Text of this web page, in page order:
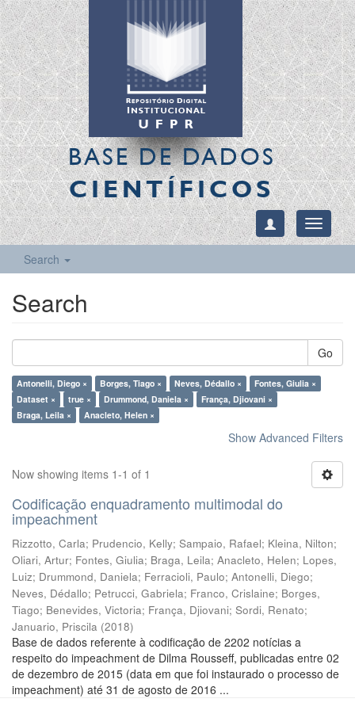
BASE DE DADOS
CIENTÍFICOS
Toggle
Search
Search
Go
Antonelli, Diego × Borges, Tiago × Neves, Dédallo ×
Fontes, Giulia ×
Dataset ×
true × Drummond, Daniela ×
França, Djiovani ×
Braga, Leila ×
Anacleto, Helen ×
Show Advanced Filters
Now showing items 1-1 of 1
Codificação enquadramento multimodal do
impeachment
Rizzotto, Carla; Prudencio, Kelly; Sampaio, Rafael; Kleina, Nilton;
Oliari, Artur; Fontes, Giulia; Braga, Leila; Anacleto, Helen; Lopes,
Luiz; Drummond, Daniela; Ferracioli, Paulo; Antonelli, Diego;
Neves, Dédallo; Petrucci, Gabriela; Franco, Crislaine; Borges,
Tiago; Benevides, Victoria; França, Djiovani; Sordi, Renato;
Januario, Priscila (2018)
Base de dados referente à codificação de 2202 notícias a
respeito do impeachment de Dilma Rousseff, publicadas entre 02
de dezembro de 2015 (data em que foi instaurado o processo de
impeachment) até 31 de agosto de 2016 ...